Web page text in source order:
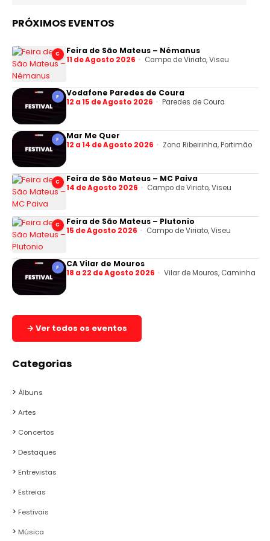
PRÓXIMOS EVENTOS
C Feira de São Mateus – Némanus
11 de Agosto 2026 Campo de Viriato, Viseu
F Vodafone Paredes de Coura
12 a 15 de Agosto 2026 Paredes de Coura
F Mar Me Quer
12 a 14 de Agosto 2026 Zona Ribeirinha, Portimão
C Feira de São Mateus – MC Paiva
14 de Agosto 2026 Campo de Viriato, Viseu
C Feira de São Mateus – Plutonio
15 de Agosto 2026 Campo de Viriato, Viseu
F CA Vilar de Mouros
18 a 22 de Agosto 2026 Vilar de Mouros, Caminha
→ Ver todos os eventos
Categorias
Álbuns
Artes
Concertos
Destaques
Entrevistas
Estreias
Festivais
Música